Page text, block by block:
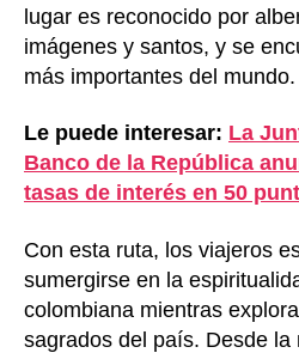
lugar es reconocido por
imágenes y santos, y se
más importantes del mundo.
Le puede interesar: La
Banco de la República
tasas de interés en 50
Con esta ruta, los viajeros
sumergirse en la
colombiana mientras
sagrados del país. Desde la